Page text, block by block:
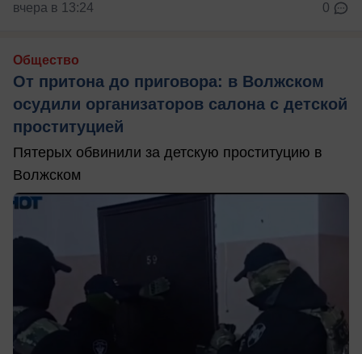
вчера в 13:24 0
Общество
От притона до приговора: в Волжском
осудили организаторов салона с детской
проституцией
Пятерых обвинили за детскую проституцию в
Волжском